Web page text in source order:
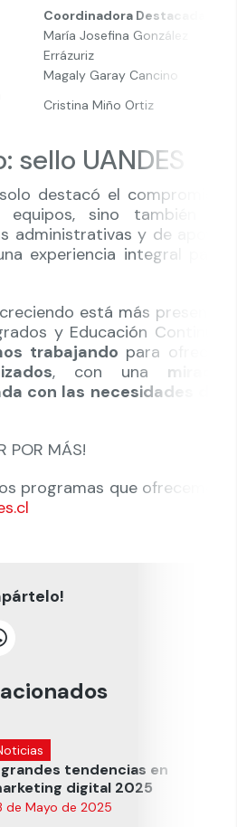
Coordinadora Destacada
María Josefina González
Errázuriz
Magaly Garay Cancino
Cristina Miño Ortiz
UANDES
destacó el compromiso
sino también el
administrativas y de apoyo
experiencia integral para
está más presente
y Educación Continua
trabajando para ofrecer
, con una mirada
con las necesidades del
POR MÁS!
programas que ofrecemos
tendencias en
digital 2025
de Mayo de 2025